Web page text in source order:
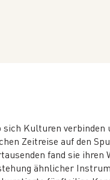
Kulturen verbinden
Zeitreise auf den
fand sie
ähnlicher